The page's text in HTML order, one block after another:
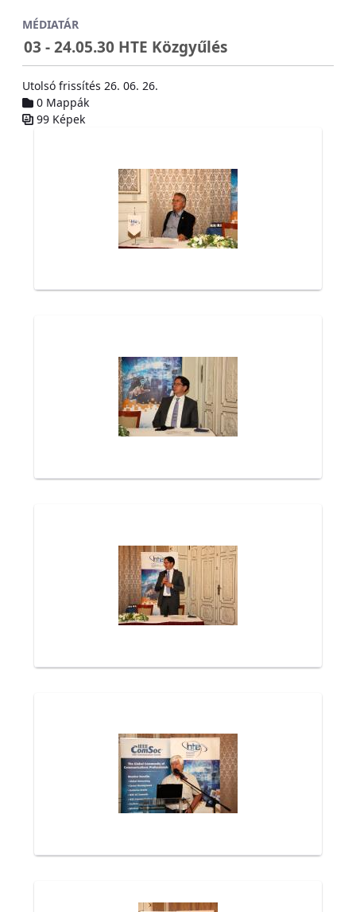
Ugrás a fő tartalomhoz
MÉDIATÁR
03 - 24.05.30 HTE Közgyűlés
Utolsó frissítés 26. 06. 26.
0 Mappák
99 Képek